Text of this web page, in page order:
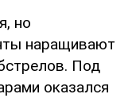
но
наращивают
Под
оказался